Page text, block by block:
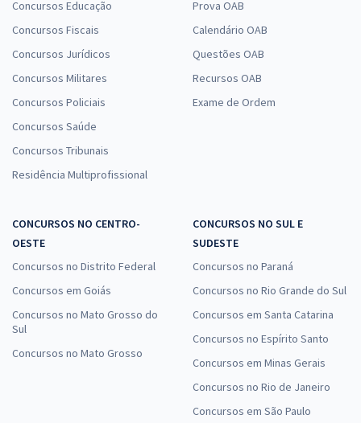
Concursos Educação
Concursos Fiscais
Concursos Jurídicos
Concursos Militares
Concursos Policiais
Concursos Saúde
Concursos Tribunais
Residência Multiprofissional
Prova OAB
Calendário OAB
Questões OAB
Recursos OAB
Exame de Ordem
CONCURSOS NO CENTRO-
OESTE
Concursos no Distrito Federal
Concursos em Goiás
Concursos no Mato Grosso do
Sul
Concursos no Mato Grosso
CONCURSOS NO SUL E
SUDESTE
Concursos no Paraná
Concursos no Rio Grande do Sul
Concursos em Santa Catarina
Concursos no Espírito Santo
Concursos em Minas Gerais
Concursos no Rio de Janeiro
Concursos em São Paulo